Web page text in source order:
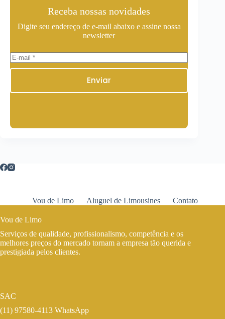
Receba nossas novidades
Digite seu endereço de e-mail abaixo e assine nossa
newsletter
Enviar
Vou de Limo Aluguel de Limousines Contato
Vou de Limo
Serviços de qualidade, profissionalismo, competência e os
melhores preços do mercado tornam a empresa tão querida e
prestigiada pelos clientes.
SAC
(11) 97580-4113 WhatsApp